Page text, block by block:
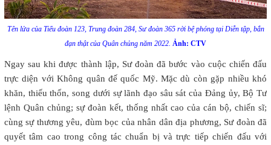
Tên lửa của Tiểu đoàn 123, Trung đoàn 284, Sư đoàn 365 rời bệ phóng tại Diễn tập, bắn
đạn thật của Quân chủng năm 2022. Ảnh: CTV
Ngay sau khi được thành lập, Sư đoàn đã bước vào cuộc chiến đấu
trực diện với Không quân đế quốc Mỹ. Mặc dù còn gặp nhiều khó
khăn, thiếu thốn, song dưới sự lãnh đạo sâu sát của Đảng ủy, Bộ Tư
lệnh Quân chủng; sự đoàn kết, thống nhất cao của cán bộ, chiến sĩ;
cùng sự thương yêu, đùm bọc của nhân dân địa phương, Sư đoàn đã
quyết tâm cao trong công tác chuẩn bị và trực tiếp chiến đấu với